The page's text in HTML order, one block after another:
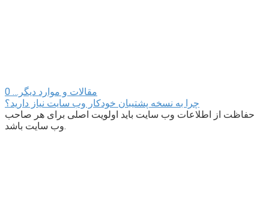
مقالات و موارد دیگر… 0
چرا به نسخه پشتیبان خودکار وب سایت نیاز دارید؟
حفاظت از اطلاعات وب سایت باید اولویت اصلی برای هر صاحب
وب سایت باشد.